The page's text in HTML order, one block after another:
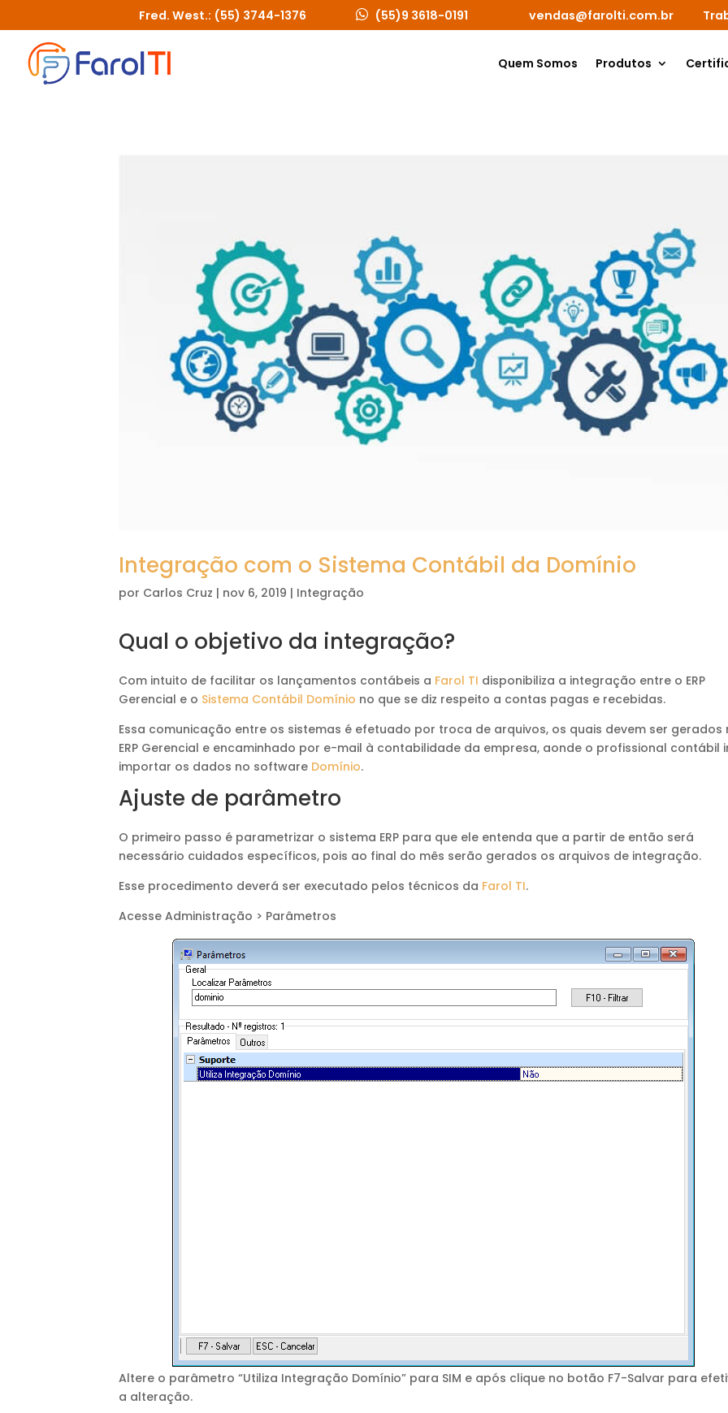
Fred. West.: (55) 3744-1376 (55)9 3618-0191 vendas@farolti.com.br
Quem Somos Produtos
Integração com o Sistema Contábil da Domínio
por Carlos Cruz | nov 6, 2019 | Integração
Qual o objetivo da integração?
Com intuito de facilitar os lançamentos contábeis a Farol TI disponibiliza a integração entre o ERP
Gerencial e o Sistema Contábil Domínio no que se diz respeito a contas pagas e recebidas.
Essa comunicação entre os sistemas é efetuado por troca de arquivos, os quais devem ser gerados
ERP Gerencial e encaminhado por e-mail à contabilidade da empresa, aonde o profissional contábil
importar os dados no software Domínio.
Ajuste de parâmetro
O primeiro passo é parametrizar o sistema ERP para que ele entenda que a partir de então será
necessário cuidados específicos, pois ao final do mês serão gerados os arquivos de integração.
Esse procedimento deverá ser executado pelos técnicos da Farol TI.
Acesse Administração > Parâmetros
Altere o parâmetro “Utiliza Integração Domínio” para SIM e após clique no botão F7-Salvar para
a alteração.